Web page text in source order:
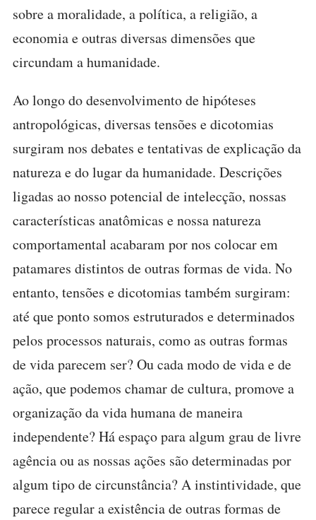
sobre a moralidade, a política, a religião, a
economia e outras diversas dimensões que
circundam a humanidade.
Ao longo do desenvolvimento de hipóteses
antropológicas, diversas tensões e dicotomias
surgiram nos debates e tentativas de explicação da
natureza e do lugar da humanidade. Descrições
ligadas ao nosso potencial de intelecção, nossas
características anatômicas e nossa natureza
comportamental acabaram por nos colocar em
patamares distintos de outras formas de vida. No
entanto, tensões e dicotomias também surgiram:
até que ponto somos estruturados e determinados
pelos processos naturais, como as outras formas
de vida parecem ser? Ou cada modo de vida e de
ação, que podemos chamar de cultura, promove a
organização da vida humana de maneira
independente? Há espaço para algum grau de livre
agência ou as nossas ações são determinadas por
algum tipo de circunstância? A instintividade, que
parece regular a existência de outras formas de